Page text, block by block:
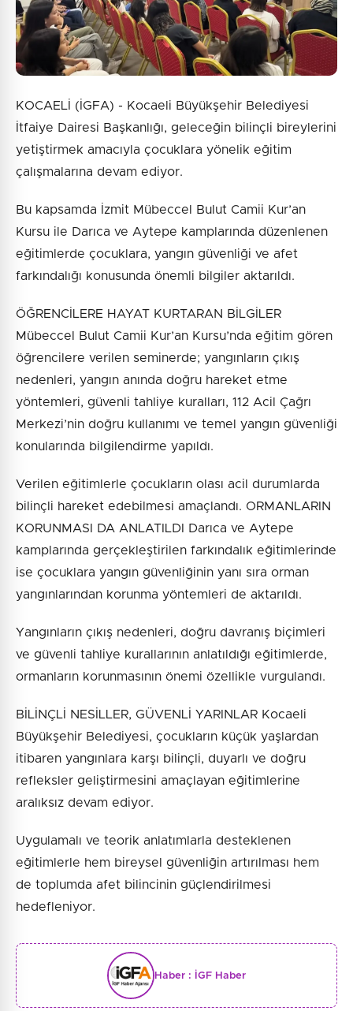
KOCAELİ (İGFA) - Kocaeli Büyükşehir Belediyesi
İtfaiye Dairesi Başkanlığı, geleceğin bilinçli bireylerini
yetiştirmek amacıyla çocuklara yönelik eğitim
çalışmalarına devam ediyor.
Bu kapsamda İzmit Mübeccel Bulut Camii Kur’an
Kursu ile Darıca ve Aytepe kamplarında düzenlenen
eğitimlerde çocuklara, yangın güvenliği ve afet
farkındalığı konusunda önemli bilgiler aktarıldı.
ÖĞRENCİLERE HAYAT KURTARAN BİLGİLER
Mübeccel Bulut Camii Kur’an Kursu’nda eğitim gören
öğrencilere verilen seminerde; yangınların çıkış
nedenleri, yangın anında doğru hareket etme
yöntemleri, güvenli tahliye kuralları, 112 Acil Çağrı
Merkezi’nin doğru kullanımı ve temel yangın güvenliği
konularında bilgilendirme yapıldı.
Verilen eğitimlerle çocukların olası acil durumlarda
bilinçli hareket edebilmesi amaçlandı. ORMANLARIN
KORUNMASI DA ANLATILDI Darıca ve Aytepe
kamplarında gerçekleştirilen farkındalık eğitimlerinde
ise çocuklara yangın güvenliğinin yanı sıra orman
yangınlarından korunma yöntemleri de aktarıldı.
Yangınların çıkış nedenleri, doğru davranış biçimleri
ve güvenli tahliye kurallarının anlatıldığı eğitimlerde,
ormanların korunmasının önemi özellikle vurgulandı.
BİLİNÇLİ NESİLLER, GÜVENLİ YARINLAR Kocaeli
Büyükşehir Belediyesi, çocukların küçük yaşlardan
itibaren yangınlara karşı bilinçli, duyarlı ve doğru
refleksler geliştirmesini amaçlayan eğitimlerine
aralıksız devam ediyor.
Uygulamalı ve teorik anlatımlarla desteklenen
eğitimlerle hem bireysel güvenliğin artırılması hem
de toplumda afet bilincinin güçlendirilmesi
hedefleniyor.
Haber : İGF Haber